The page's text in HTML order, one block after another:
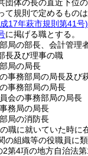
団体の長の直近下位
て規則で定めるものは
17年萩市規則第41号)
に掲げる職とする。
局の部長、会計管理
長及び理事の職
局の局長
事務部局の局長及び
事務部局の局長
会の事務部局の局長
務局の局長
局の消防長
職に就いていた時に
の組織等の役職員に
2第4項の地方自治法